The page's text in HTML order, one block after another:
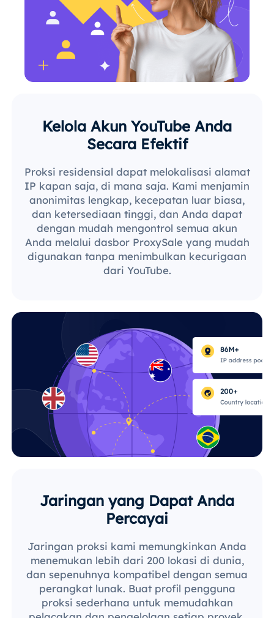
Kelola Akun YouTube Anda
Secara Efektif
Proksi residensial dapat melokalisasi alamat
IP kapan saja, di mana saja. Kami menjamin
anonimitas lengkap, kecepatan luar biasa,
dan ketersediaan tinggi, dan Anda dapat
dengan mudah mengontrol semua akun
Anda melalui dasbor ProxySale yang mudah
digunakan tanpa menimbulkan kecurigaan
dari YouTube.
Jaringan yang Dapat Anda
Percayai
Jaringan proksi kami memungkinkan Anda
menemukan lebih dari 200 lokasi di dunia,
dan sepenuhnya kompatibel dengan semua
perangkat lunak. Buat profil pengguna
proksi sederhana untuk memudahkan